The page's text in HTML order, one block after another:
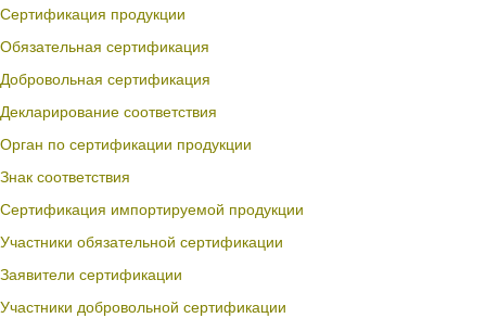
Сертификация продукции
Обязательная сертификация
Добровольная сертификация
Декларирование соответствия
Орган по сертификации продукции
Знак соответствия
Сертификация импортируемой продукции
Участники обязательной сертификации
Заявители сертификации
Участники добровольной сертификации